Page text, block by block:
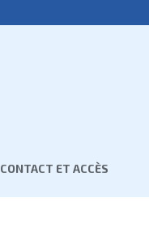
CONTACT ET ACCÈS